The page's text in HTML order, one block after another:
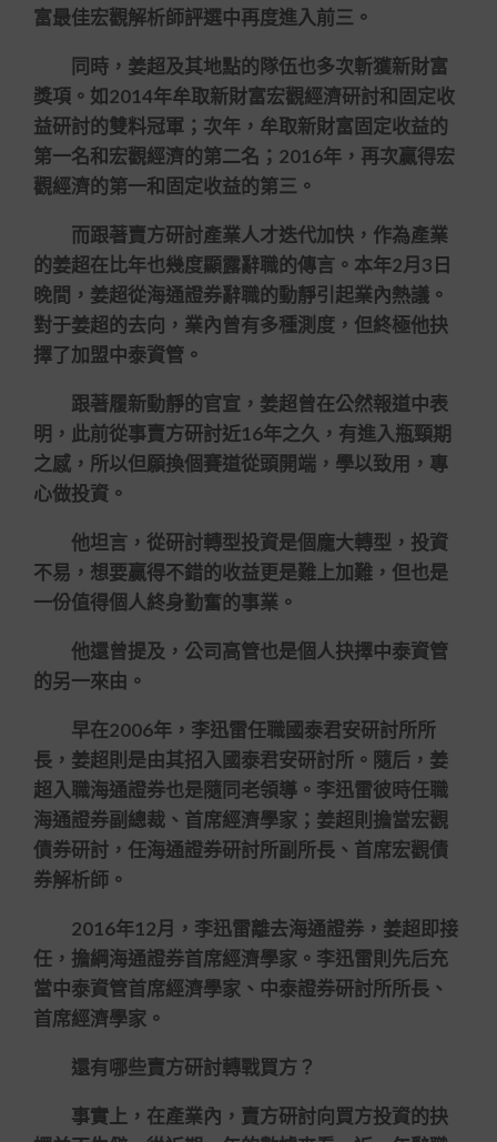
富最佳宏觀解析師評選中再度進入前三。
同時，姜超及其地點的隊伍也多次斬獲新財富
獎項。如2014年牟取新財富宏觀經濟研討和固定收
益研討的雙料冠軍；次年，牟取新財富固定收益的
第一名和宏觀經濟的第二名；2016年，再次贏得宏
觀經濟的第一和固定收益的第三。
而跟著賣方研討產業人才迭代加快，作為產業
的姜超在比年也幾度顯露辭職的傳言。本年2月3日
晚間，姜超從海通證券辭職的動靜引起業內熱議。
對于姜超的去向，業內曾有多種測度，但終極他抉
擇了加盟中泰資管。
跟著履新動靜的官宣，姜超曾在公然報道中表
明，此前從事賣方研討近16年之久，有進入瓶頸期
之感，所以但願換個賽道從頭開端，學以致用，專
心做投資。
他坦言，從研討轉型投資是個龐大轉型，投資
不易，想要贏得不錯的收益更是難上加難，但也是
一份值得個人終身勤奮的事業。
他還曾提及，公司高管也是個人抉擇中泰資管
的另一來由。
早在2006年，李迅雷任職國泰君安研討所所
長，姜超則是由其招入國泰君安研討所。隨后，姜
超入職海通證券也是隨同老領導。李迅雷彼時任職
海通證券副總裁、首席經濟學家；姜超則擔當宏觀
債券研討，任海通證券研討所副所長、首席宏觀債
券解析師。
2016年12月，李迅雷離去海通證券，姜超即接
任，擔綱海通證券首席經濟學家。李迅雷則先后充
當中泰資管首席經濟學家、中泰證券研討所所長、
首席經濟學家。
還有哪些賣方研討轉戰買方？
事實上，在產業內，賣方研討向買方投資的抉